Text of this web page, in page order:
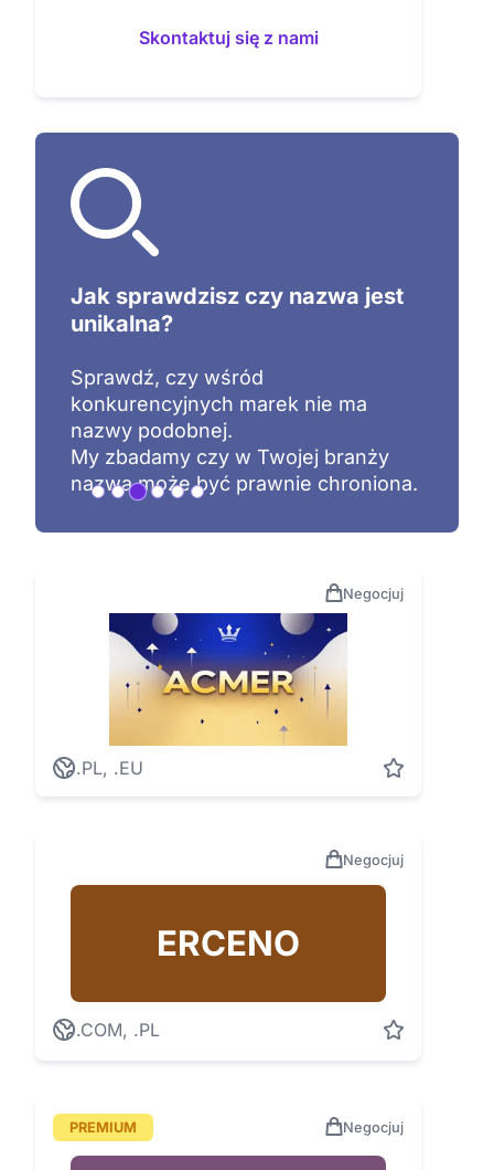
Skontaktuj się z nami
Zadbaj o bezpieczeństwo
właścicielem zgodnie z prawem
autorskim.
Wyłączność na jej stosowanie daje
Ci rejestracja znaku towarowego.
Negocjuj
.PL, .EU
Negocjuj
ERCENO
.COM, .PL
PREMIUM Negocjuj